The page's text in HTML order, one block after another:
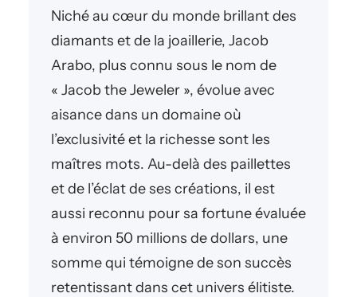
Niché au cœur du monde brillant des
diamants et de la joaillerie, Jacob
Arabo, plus connu sous le nom de
« Jacob the Jeweler », évolue avec
aisance dans un domaine où
l’exclusivité et la richesse sont les
maîtres mots. Au-delà des paillettes
et de l’éclat de ses créations, il est
aussi reconnu pour sa fortune évaluée
à environ 50 millions de dollars, une
somme qui témoigne de son succès
retentissant dans cet univers élitiste.